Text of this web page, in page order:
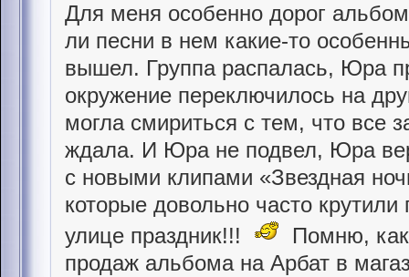
Для меня особенно дорог
ли песни в нем какие-то
вышел. Группа распалась, Юра
окружение переключилось на
могла смириться с тем, что все
ждала. И Юра не подвел, Юра
с новыми клипами «Звездная
которые довольно часто
улице праздник!!!
Помню,
продаж альбома на Арбат в